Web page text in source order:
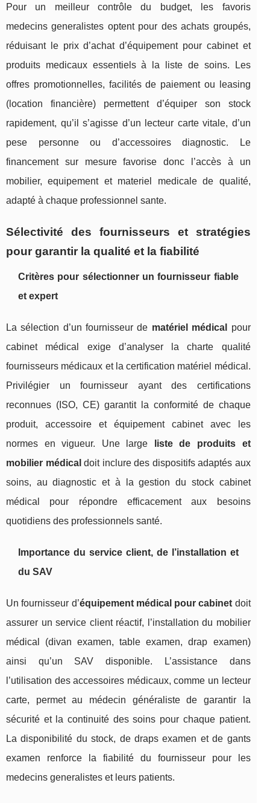
Pour un meilleur contrôle du budget, les favoris
medecins generalistes optent pour des achats groupés,
réduisant le prix d’achat d’équipement pour cabinet et
produits medicaux essentiels à la liste de soins. Les
offres promotionnelles, facilités de paiement ou leasing
(location financière) permettent d’équiper son stock
rapidement, qu’il s’agisse d’un lecteur carte vitale, d’un
pese personne ou d’accessoires diagnostic. Le
financement sur mesure favorise donc l’accès à un
mobilier, equipement et materiel medicale de qualité,
adapté à chaque professionnel sante.
Sélectivité des fournisseurs et stratégies
pour garantir la qualité et la fiabilité
Critères pour sélectionner un fournisseur fiable
et expert
La sélection d’un fournisseur de matériel médical
pour
cabinet médical exige d’analyser la charte qualité
fournisseurs médicaux et la certification matériel médical.
Privilégier un fournisseur ayant des certifications
reconnues (ISO, CE) garantit la conformité de chaque
produit, accessoire et équipement cabinet avec les
normes en vigueur. Une large
liste de produits et
mobilier médical doit inclure des dispositifs adaptés aux
soins, au diagnostic et à la gestion du stock cabinet
médical pour répondre efficacement aux besoins
quotidiens des professionnels santé.
Importance du service client, de l’installation et
du SAV
Un fournisseur d’équipement médical pour cabinet doit
assurer un service client réactif, l’installation du mobilier
médical (divan examen, table examen, drap examen)
ainsi qu’un SAV disponible. L’assistance dans
l’utilisation des accessoires médicaux, comme un lecteur
carte, permet au médecin généraliste de garantir la
sécurité et la continuité des soins pour chaque patient.
La disponibilité du stock, de draps examen et de gants
examen renforce la fiabilité du fournisseur pour les
medecins generalistes et leurs patients.